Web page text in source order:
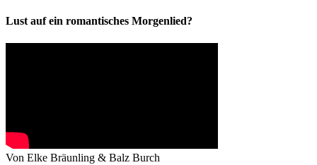
Lust auf ein romantisches Morgenlied?
Von Elke Bräunling & Balz Burch